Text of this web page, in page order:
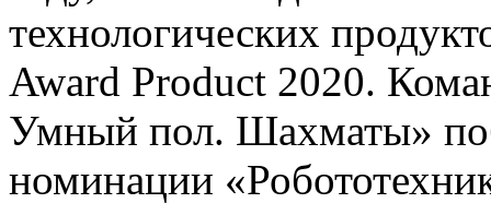
технологических
Award Product 2020.
Умный пол. Шахматы»
номинации